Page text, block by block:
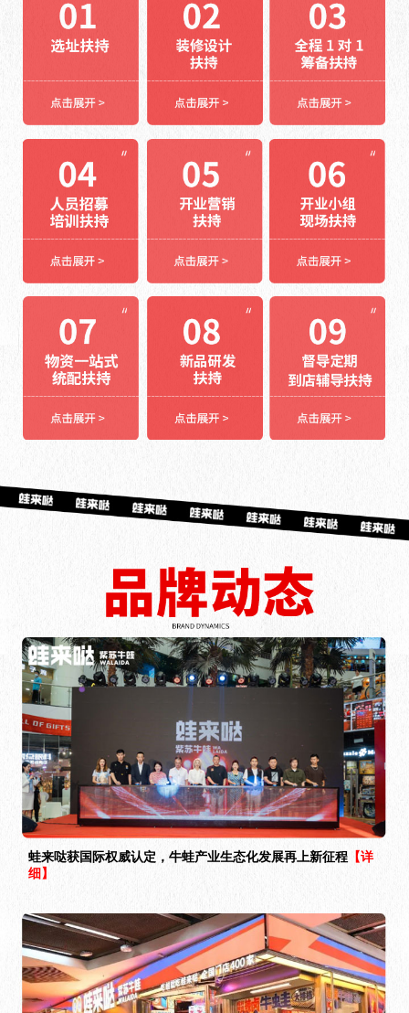
蛙来哒获国际权威认定，牛蛙产业生态化发展再上新征程 【详
细】